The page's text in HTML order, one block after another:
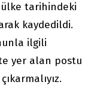
ülke tarihindeki
kaydedildi.
ilgili
yer alan postu